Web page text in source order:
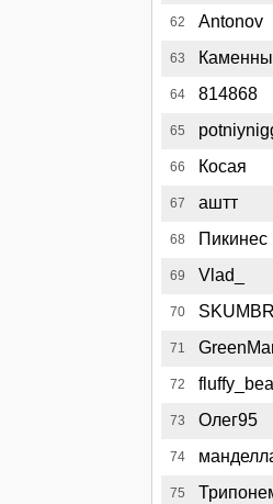
62 Antonov
63
64 814868
65
66 Косая
67 аштт
68 Пикинес
69 Vlad_
70 SKUMBR
71
72
73 Олег95
74
75